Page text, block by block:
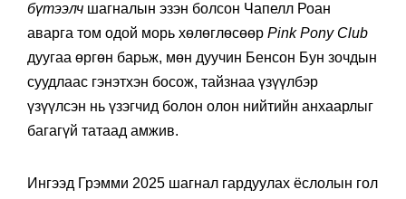
бүтээлч шагналын эзэн болсон Чапелл Роан
аварга том одой морь хөлөглөсөөр Pink Pony Club
дуугаа өргөн барьж, мөн дуучин Бенсон Бун зочдын
суудлаас гэнэтхэн босож, тайзнаа үзүүлбэр
үзүүлсэн нь үзэгчид болон олон нийтийн анхаарлыг
багагүй татаад амжив.
Ингээд Грэмми 2025 шагнал гардуулах ёслолын гол